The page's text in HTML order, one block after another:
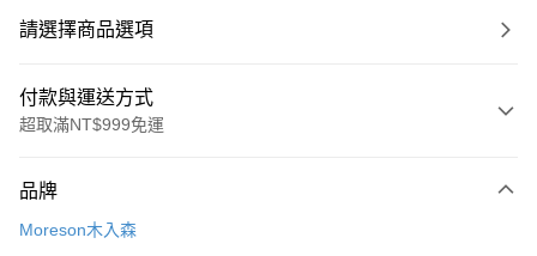
請選擇商品選項
付款與運送方式
超取滿NT$999免運
信用卡一次付款
品牌
Moreson木入森